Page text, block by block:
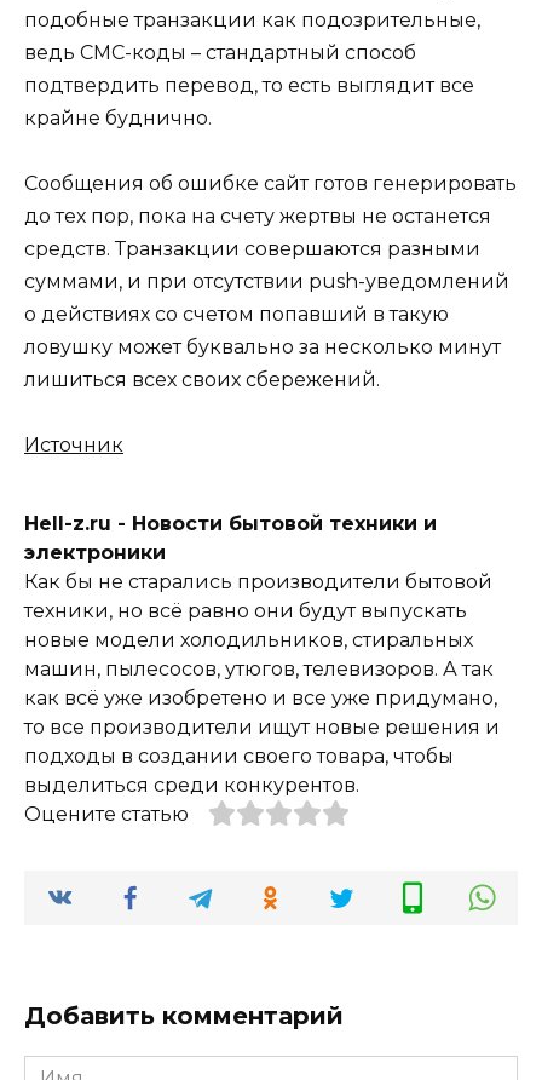
подобные транзакции как подозрительные,
ведь СМС-коды – стандартный способ
подтвердить перевод, то есть выглядит все
крайне буднично.
Сообщения об ошибке сайт готов генерировать
до тех пор, пока на счету жертвы не останется
средств. Транзакции совершаются разными
суммами, и при отсутствии push-уведомлений
о действиях со счетом попавший в такую
ловушку может буквально за несколько минут
лишиться всех своих сбережений.
Источник
Hell-z.ru - Новости бытовой техники и
электроники
Как бы не старались производители бытовой
техники, но всё равно они будут выпускать
новые модели холодильников, стиральных
машин, пылесосов, утюгов, телевизоров. А так
как всё уже изобретено и все уже придумано,
то все производители ищут новые решения и
подходы в создании своего товара, чтобы
выделиться среди конкурентов.
Оцените статью
Добавить комментарий
Имя